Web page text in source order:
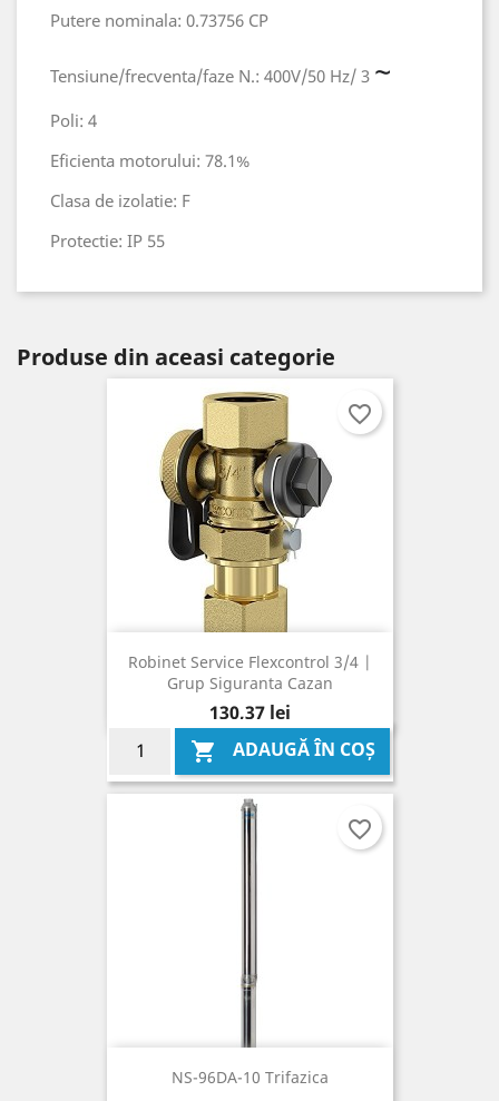
Putere nominala: 0.73756 CP
Tensiune/frecventa/faze N.: 400V/50 Hz/ 3 ~
Poli: 4
Eficienta motorului: 78.1%
Clasa de izolatie: F
Protectie: IP 55
Produse din aceasi categorie
Robinet Service Flexcontrol 3/4 |
Grup Siguranta Cazan
Pret
130,37 lei
 ADAUGĂ ÎN COȘ
favorite_border
NS-96DA-10 Trifazica
favorite_border